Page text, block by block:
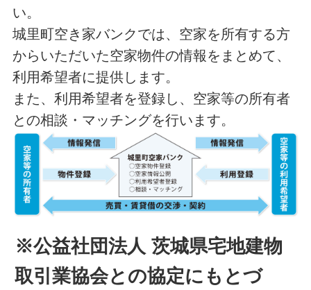
い。
城里町空き家バンクでは、空家を所有する方
からいただいた空家物件の情報をまとめて、
利用希望者に提供します。
また、利用希望者を登録し、空家等の所有者
との相談・マッチングを行います。
※公益社団法人 茨城県宅地建物
取引業協会との協定にもとづ